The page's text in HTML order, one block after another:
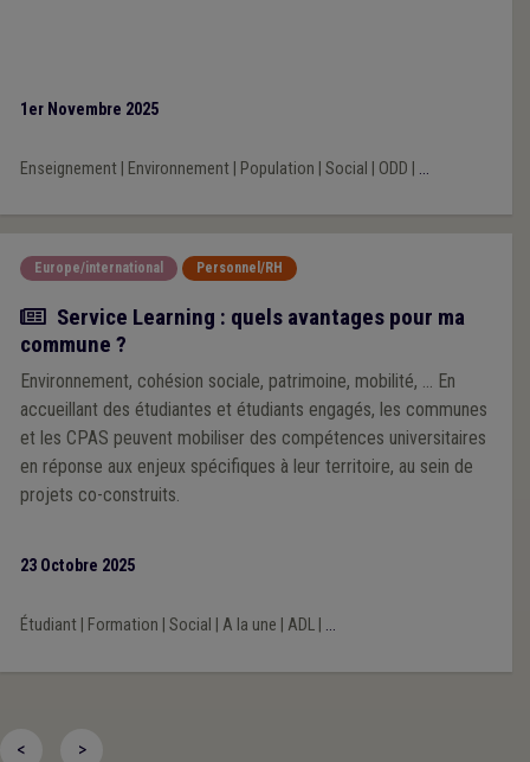
1er Novembre 2025
Enseignement| Environnement| Population Social ODD ...
Europe/international Personnel/RH
Actualité
Service Learning : quels avantages pour ma
commune ?
Environnement, cohésion sociale, patrimoine, mobilité, ... En
accueillant des étudiantes et étudiants engagés, les communes
et les CPAS peuvent mobiliser des compétences universitaires
en réponse aux enjeux spécifiques à leur territoire, au sein de
projets co-construits.
23 Octobre 2025
Étudiant| Formation Social A la une ADL| ...
< >